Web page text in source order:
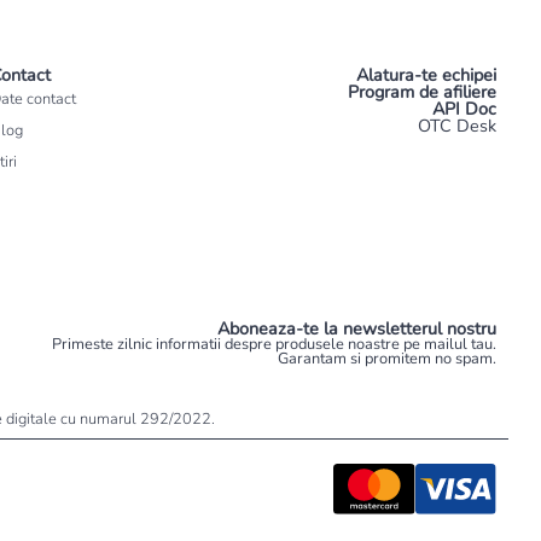
contact
Alatura-te echipei
Program de afiliere
API Doc
OTC Desk
Aboneaza-te la newsletterul nostru
Primeste zilnic informatii despre produsele noastre pe mailul tau.
Garantam si promitem no spam.
digitale cu numarul 292/2022.